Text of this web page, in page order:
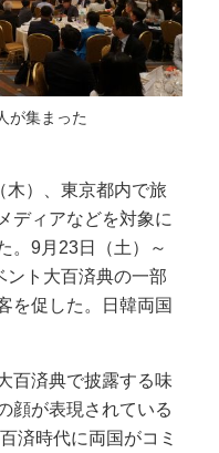
が集まった
）、東京都内で旅
ディアなどを対象に
9月23日（土）～
ント大百済典の一部
を促した。日韓両国
百済典で披露する味
顔が表現されている
済時代に両国がコミ